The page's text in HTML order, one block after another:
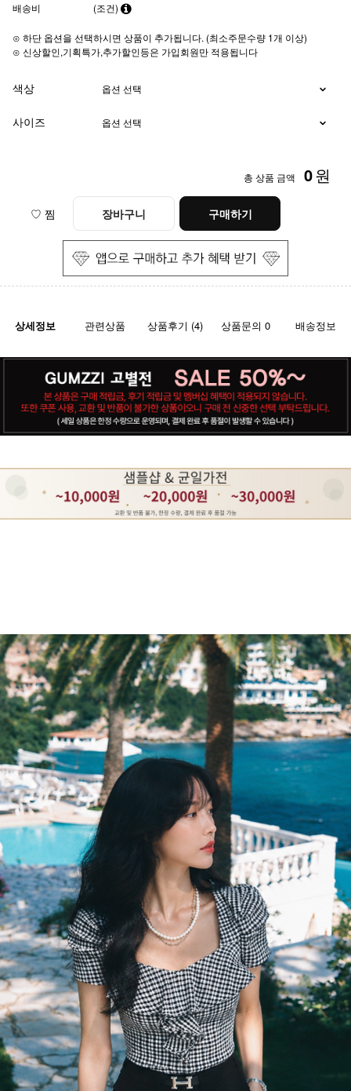
배송비 (조건)
⊙ 하단 옵션을 선택하시면 상품이 추가됩니다. (최소주문수량 1개 이상)
⊙ 신상할인,기획특가,추가할인등은 가입회원만 적용됩니다
색상
사이즈
총 상품 금액 0원
♡ 찜 장바구니 구매하기
상세정보 관련상품 상품후기 (4) 상품문의 0 배송정보